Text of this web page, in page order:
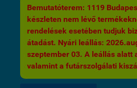
Bemutatóterem: 1119
készleten nem lévő
rendelések esetében tudjuk
átadást. Nyári leállás:
szeptember 03. A leállás alatt
valamint a futárszolgálati